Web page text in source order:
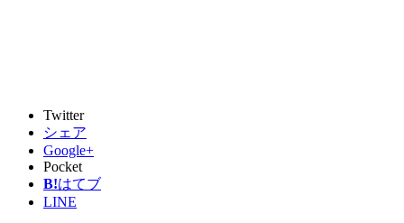
Twitter
シェア
Google+
Pocket
B!はてブ
LINE